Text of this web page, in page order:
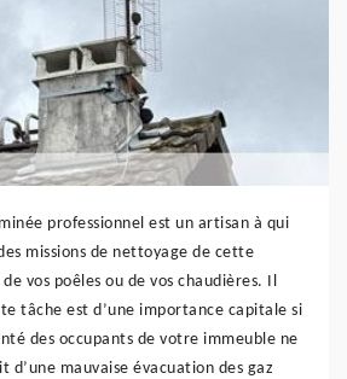
professionnel est un artisan à qui
missions de nettoyage de cette
vos poêles ou de vos chaudières. Il
tâche est d’une importance capitale si
des occupants de votre immeuble ne
d’une mauvaise évacuation des gaz